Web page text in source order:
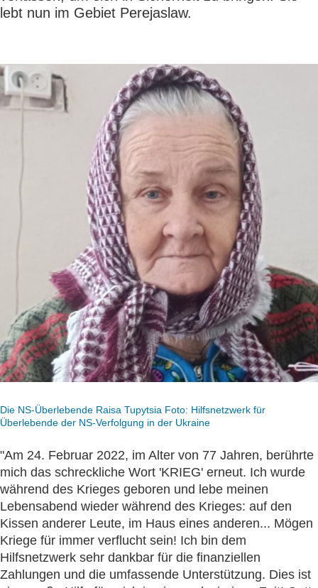
lebt nun im Gebiet Perejaslaw.
Die NS-Überlebende Raisa Tupytsia Foto: Hilfsnetzwerk für
Überlebende der NS-Verfolgung in der Ukraine
"Am 24. Februar 2022, im Alter von 77 Jahren, berührte
mich das schreckliche Wort 'KRIEG' erneut. Ich wurde
während des Krieges geboren und lebe meinen
Lebensabend wieder während des Krieges: auf den
Kissen anderer Leute, im Haus eines anderen... Mögen
Kriege für immer verflucht sein! Ich bin dem
Hilfsnetzwerk sehr dankbar für die finanziellen
Zahlungen und die umfassende Unterstützung. Dies ist